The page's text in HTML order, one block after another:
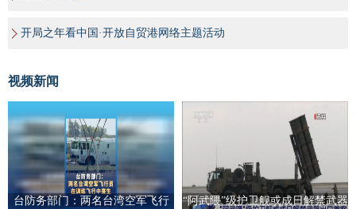
开局之年看中国·开放自贸港网络主题活动
视频新闻
台防务部门：两名台湾空军飞行
“阿武隈”级护卫舰或成日解禁武器